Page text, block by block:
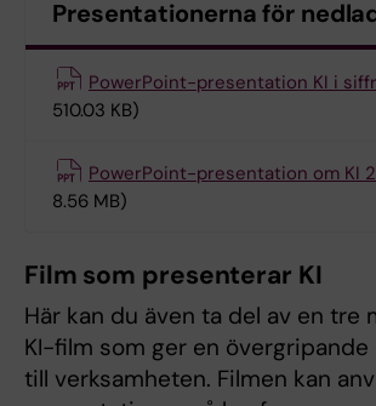
Presentationerna för
PowerPoint-presentation KI i
510.03 KB)
PowerPoint-presentation om KI
8.56 MB)
Film som presenterar KI
Här kan du även ta del av en tre
KI-film som ger en
till verksamheten. Filmen kan